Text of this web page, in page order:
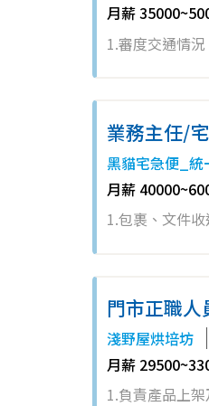
月薪
1.審度交通情
業務主任/
黑貓宅急便_統
月薪
1.包裹、文件收送
門市正職人
淺野屋烘培坊
月薪
1.負責產品上